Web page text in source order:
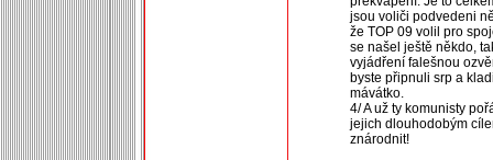
jsou voliči podvedeni
že TOP 09 volil pro
se našel ještě někdo,
vyjádření falešnou
byste připnuli srp a
mávátko.
4/ A už ty komunisty
jejich dlouhodobým
znárodnit!